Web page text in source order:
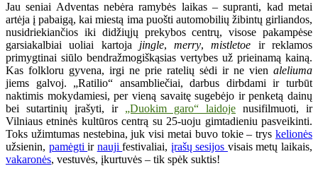
Jau seniai Adventas nebėra ramybės laikas – supranti, kad metai
artėja į pabaigą, kai miestą ima puošti automobilių žibintų girliandos,
nusidriekiančios iki didžiųjų prekybos centrų, visose pakampėse
garsiakalbiai uoliai kartoja jingle,merry,mistletoe ir reklamos
primygtinai siūlo bendražmogiškąsias vertybes už prieinamą kainą.
Kas folkloru gyvena, irgi ne prie ratelių sėdi ir ne vien aleliuma
jiems galvoj. „Ratilio“ ansambliečiai, darbus dirbdami ir turbūt
naktimis mokydamiesi, per vieną savaitę sugebėjo ir penketą dainų
bei sutartinių įrašyti, ir „Duokim garo“ laidoje nusifilmuoti, ir
Vilniaus etninės kultūros centrą su 25-uoju gimtadieniu pasveikinti.
Toks užimtumas nestebina, juk visi metai buvo tokie – trys kelionės
užsienin, pamėgtiir naujifestivaliai, įrašų sesijos visais metų laikais,
vakaronės, vestuvės, įkurtuvės – tik spėk suktis!